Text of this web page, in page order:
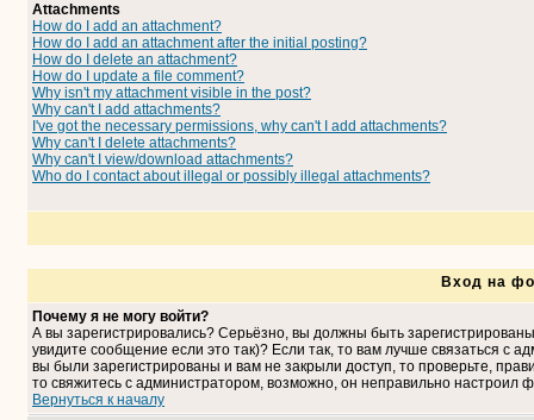
Attachments
How do I add an attachment?
How do I add an attachment after the initial posting?
How do I delete an attachment?
How do I update a file comment?
Why isn't my attachment visible in the post?
Why can't I add attachments?
I've got the necessary permissions, why can't I add attachments?
Why can't I delete attachments?
Why can't I view/download attachments?
Who do I contact about illegal or possibly illegal attachments?
Вход на
Почему я не могу войти?
А вы зарегистрировались? Серьёзно, вы должны быть
увидите сообщение если это так)? Если так, то вам лучше связаться с
вы были зарегистрированы и вам не закрыли доступ, то проверьте,
то свяжитесь с администратором, возможно, он неправильно настроил
Вернуться к началу